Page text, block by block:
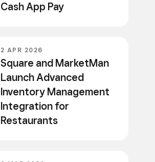
Cash App Pay
2 APR 2026
Square and MarketMan
Launch Advanced
Inventory Management
Integration for
Restaurants